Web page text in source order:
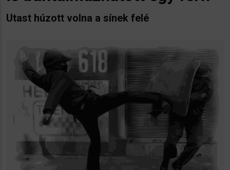
Utast húzott volna a sínek felé